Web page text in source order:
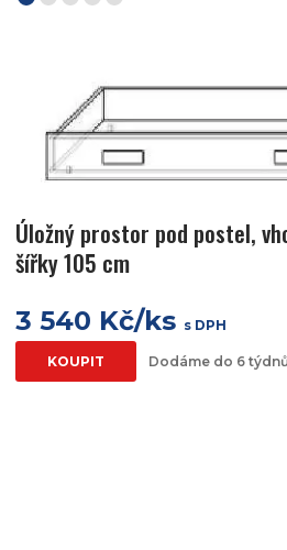
Úložný prostor pod postel,
šířky 105 cm
3 540 Kč/ks s DPH
KOUPIT Dodáme do 6